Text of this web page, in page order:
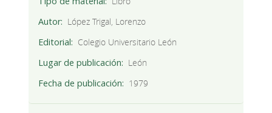
Autor
López Trigal, Lorenzo
Editorial
Colegio Universitario León
Lugar de publicación
León
Fecha de publicación
1979